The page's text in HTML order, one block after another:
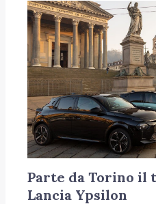
Parte da Torino il
Lancia Ypsilon